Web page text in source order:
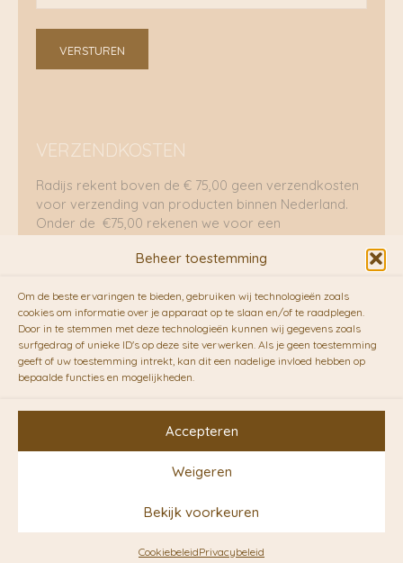
Beheer toestemming
Om de beste ervaringen te bieden, gebruiken wij technologieën zoals
cookies om informatie over je apparaat op te slaan en/of te raadplegen.
Door in te stemmen met deze technologieën kunnen wij gegevens zoals
surfgedrag of unieke ID's op deze site verwerken. Als je geen toestemming
geeft of uw toestemming intrekt, kan dit een nadelige invloed hebben op
bepaalde functies en mogelijkheden.
Accepteren
Weigeren
Bekijk voorkeuren
CookiebeleidPrivacybeleid
VERSTUREN
VERZENDKOSTEN
Radijs rekent boven de € 75,00 geen verzendkosten
voor verzending van producten binnen Nederland.
Onder de €75,00 rekenen we voor een
RADIJS werkt samen met de duurzame bezorgdienst
vanFietskoeriers.nl. Pakketten (mits voorradig) voor
10.00 uur besteld op een doordeweekse dag,
bezorgen zij soms nog op dezelfde dag in de
avonduren! Brievenbuspakjes de volgende dag. En
waar mogelijk ook echt op de fiets!!
Conceptstore | Designed by
Ontwerpunie